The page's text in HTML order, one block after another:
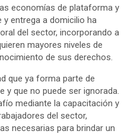
economías de plataforma y
entrega a domicilio ha
del sector, incorporando a
mayores niveles de
de sus derechos.
que ya forma parte de
que no puede ser ignorada.
mediante la capacitación y
del sector,
necesarias para brindar un